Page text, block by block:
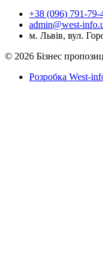
+38 (096) 791-79-
admin@west-
м. Львів, вул.
© 2026 Бізнес
Розробка West-